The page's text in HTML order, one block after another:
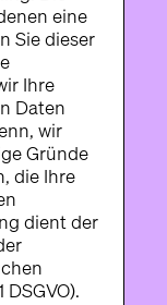
eine
Sie dieser
Ihre
Daten
wir
Gründe
die Ihre
dient der